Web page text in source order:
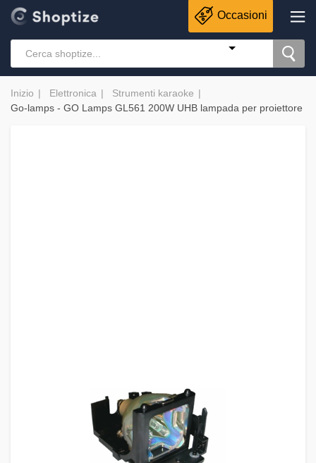
Occasioni
Inizio Elettronica
Strumenti karaoke
Go-lamps - GO Lamps GL561 200W UHB lampada per proiettore